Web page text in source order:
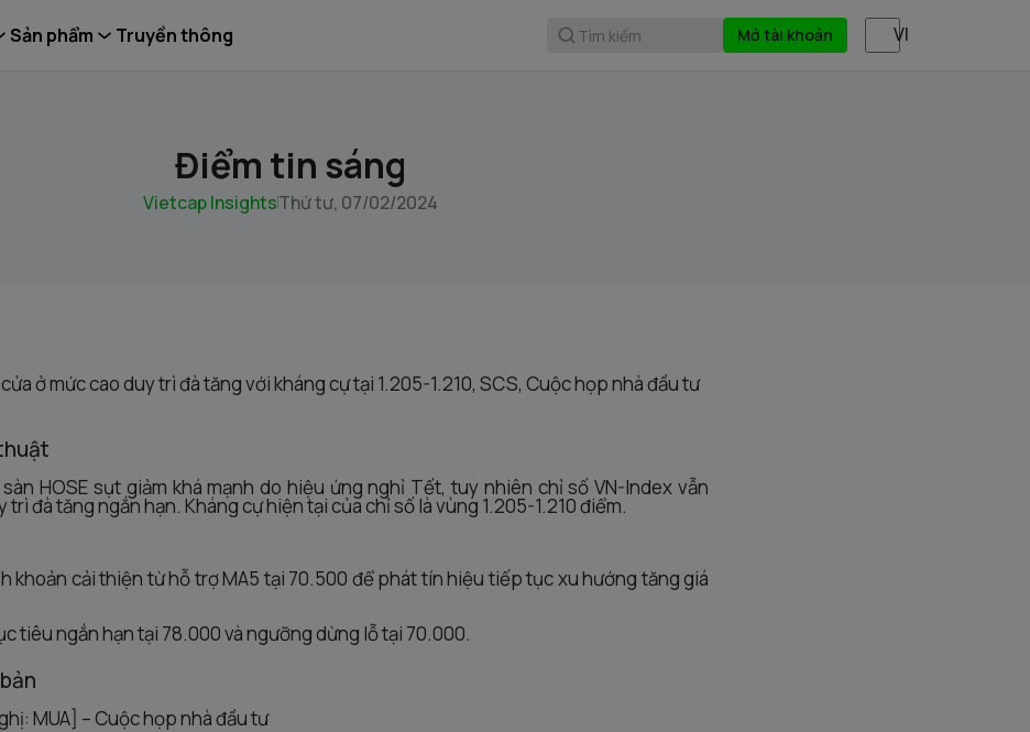
Sản phẩm Truyền thông Tìm kiếm Mở tài khoản
Điểm tin sáng
Vietcap InsightsThứ tư, 07/02/2024
ở mức cao duy trì đà tăng với kháng cự tại 1.205-1.210, SCS, Cuộc họp nhà đầu tư
HOSE sụt giảm khá mạnh do hiệu ứng nghỉ Tết, tuy nhiên chỉ số VN-Index vẫn
trì đà tăng ngắn hạn. Kháng cự hiện tại của chỉ số là vùng 1.205-1.210 điểm.
khoản cải thiện từ hỗ trợ MA5 tại 70.500 để phát tín hiệu tiếp tục xu hướng tăng giá
tiêu ngắn hạn tại 78.000 và ngưỡng dừng lỗ tại 70.000.
MUA] – Cuộc họp nhà đầu tư